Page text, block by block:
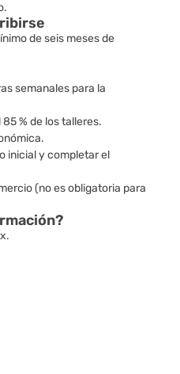
de seis meses de
semanales para la
% de los talleres.
inicial y completar el
(no es obligatoria para